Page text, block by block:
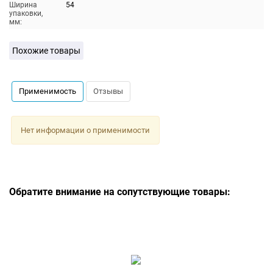
Ширина
упаковки,
мм:
54
Похожие товары
Применимость Отзывы
Нет информации о применимости
Обратите внимание на сопутствующие товары: